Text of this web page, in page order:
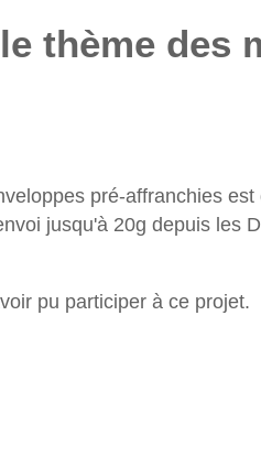
thème des
pré-affranchies
jusqu'à 20g depuis les
pu participer à ce projet.